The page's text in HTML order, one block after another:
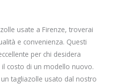
usate a Firenze, troverai
e convenienza. Questi
per chi desidera
costo di un modello nuovo.
tagliazolle usato dal nostro